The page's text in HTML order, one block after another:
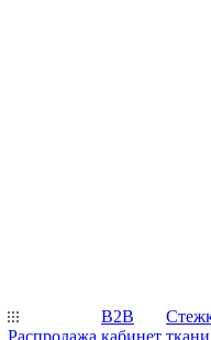
Распродажа
B2B
кабинет ткани